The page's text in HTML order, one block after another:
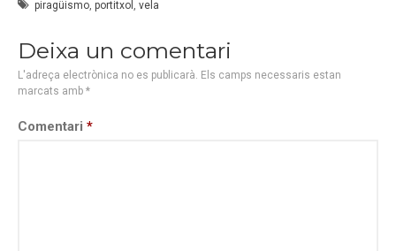
piragüismo, portitxol , vela
Deixa un comentari
L'adreça electrònica no es publicarà. Els camps necessaris estan
marcats amb *
Comentari *